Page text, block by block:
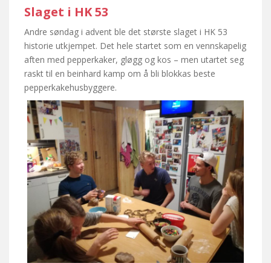
Slaget i HK 53
Andre søndag i advent ble det største slaget i HK 53
historie utkjempet. Det hele startet som en vennskapelig
aften med pepperkaker, gløgg og kos – men utartet seg
raskt til en beinhard kamp om å bli blokkas beste
pepperkakehusbyggere.